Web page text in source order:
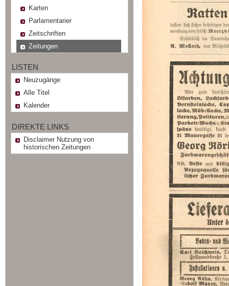
Karten
Parlamentarier
Zeitschriften
Zeitungen
LISTEN
Neuzugänge
Alle Titel
Kalender
DIREKTE LINKS
Disclaimer Nutzung von
historischen Zeitungen